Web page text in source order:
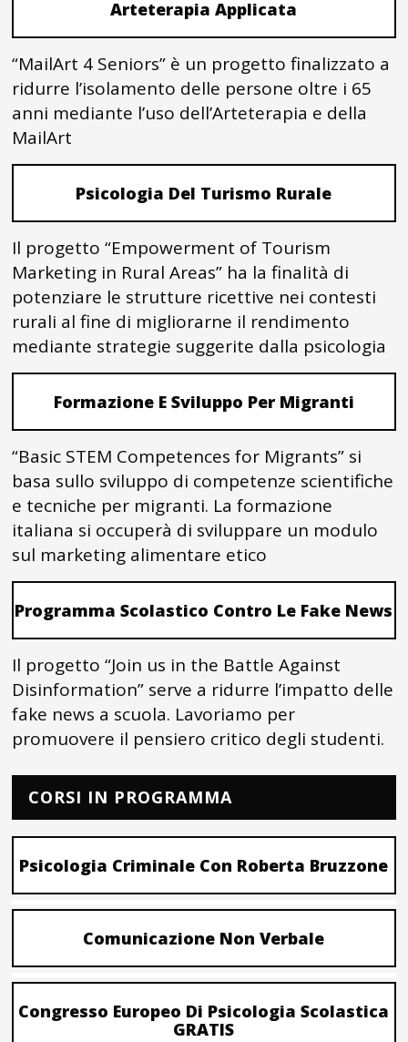
Arteterapia Applicata
“MailArt 4 Seniors” è un progetto finalizzato a
ridurre l’isolamento delle persone oltre i 65
anni mediante l’uso dell’Arteterapia e della
MailArt
Psicologia Del Turismo Rurale
Il progetto “Empowerment of Tourism
Marketing in Rural Areas” ha la finalità di
potenziare le strutture ricettive nei contesti
rurali al fine di migliorarne il rendimento
mediante strategie suggerite dalla psicologia
Formazione E Sviluppo Per Migranti
“Basic STEM Competences for Migrants” si
basa sullo sviluppo di competenze scientifiche
e tecniche per migranti. La formazione
italiana si occuperà di sviluppare un modulo
sul marketing alimentare etico
Programma Scolastico Contro Le Fake News
Il progetto “Join us in the Battle Against
Disinformation” serve a ridurre l’impatto delle
fake news a scuola. Lavoriamo per
promuovere il pensiero critico degli studenti.
CORSI IN PROGRAMMA
Psicologia Criminale Con Roberta Bruzzone
Comunicazione Non Verbale
Congresso Europeo Di Psicologia Scolastica
GRATIS